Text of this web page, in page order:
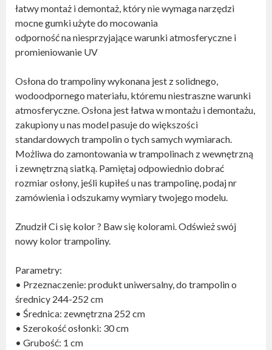
łatwy montaż i demontaż, który nie wymaga narzędzi
mocne gumki użyte do mocowania
odporność na niesprzyjające warunki atmosferyczne i
promieniowanie UV
Osłona do trampoliny wykonana jest z solidnego,
wodoodpornego materiału, któremu niestraszne warunki
atmosferyczne. Osłona jest łatwa w montażu i demontażu,
zakupiony u nas model pasuje do większości
standardowych trampolin o tych samych wymiarach.
Możliwa do zamontowania w trampolinach z wewnętrzną
i zewnętrzną siatką. Pamiętaj odpowiednio dobrać
rozmiar osłony, jeśli kupiłeś u nas trampolinę, podaj nr
zamówienia i odszukamy wymiary twojego modelu.
Znudził Ci się kolor ? Baw się kolorami. Odśwież swój
nowy kolor trampoliny.
Parametry:
• Przeznaczenie: produkt uniwersalny, do trampolin o
średnicy 244-252 cm
• Średnica: zewnętrzna 252 cm
• Szerokość osłonki: 30 cm
• Grubość: 1 cm